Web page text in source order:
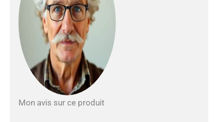
optimale et le confort du
entrée et sortie faciles.
CONCEPTION SÉCURISÉE :
Roues avant universelles,
arrière directionnelles avec
frein, laisse de sécurité
réfléchissantes
Mon avis sur ce produit